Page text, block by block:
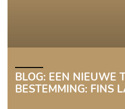
BLOG: EEN NIEUWE
BESTEMMING: FINS